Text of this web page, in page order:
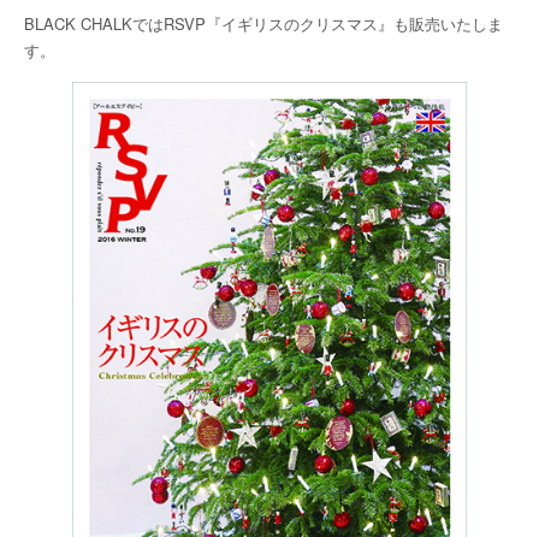
BLACK CHALKではRSVP『イギリスのクリスマス』も販売いたしま
す。